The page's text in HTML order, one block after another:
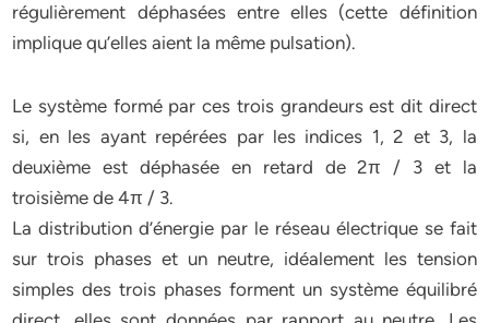
régulièrement déphasées entre elles (cette définition
implique qu’elles aient la même pulsation).
Le système formé par ces trois grandeurs est dit direct
si, en les ayant repérées par les indices 1, 2 et 3, la
deuxième est déphasée en retard de 2π / 3 et la
troisième de 4π / 3.
La distribution d’énergie par le réseau électrique se fait
sur trois phases et un neutre, idéalement les tension
simples des trois phases forment un système équilibré